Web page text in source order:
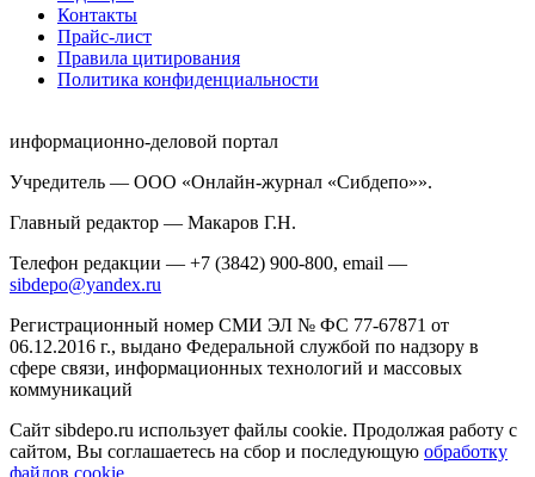
Контакты
Прайс-лист
Правила цитирования
Политика конфиденциальности
информационно-деловой портал
Учредитель — ООО «Онлайн-журнал «Сибдепо»».
Главный редактор — Макаров Г.Н.
Телефон редакции — +7 (3842) 900-800, email —
sibdepo@yandex.ru
Регистрационный номер СМИ ЭЛ № ФС 77-67871 от
06.12.2016 г., выдано Федеральной службой по надзору в
сфере связи, информационных технологий и массовых
коммуникаций
Сайт sibdepo.ru использует файлы cookie. Продолжая работу с
сайтом, Вы соглашаетесь на сбор и последующую обработку
файлов cookie